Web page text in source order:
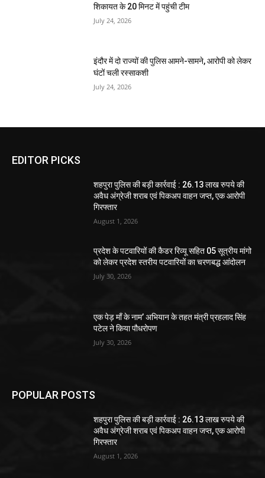
शिकायत के 20 मिनट में पहुंची टीम
July 24, 2026
इंदौर में दो राज्यों की पुलिस आमने-सामने, आरोपी को लेकर
घंटों चली रस्साकशी
July 24, 2026
EDITOR PICKS
शहपुरा पुलिस की बड़ी कार्रवाई : 26.13 लाख रुपये की
अवैध अंग्रेजी शराब एवं पिकअप वाहन जप्त, एक आरोपी
गिरफ्तार
August 1, 2026
प्रदेश के पटवारियों की कैडर रिव्यू सहित 05 सूत्रीय मांगो
को लेकर प्रदेश स्तरीय पटवारियों का चरणबद्ध आंदोलन
July 30, 2026
एक पेड़ माँ के नाम’ अभियान के तहत मंत्री प्रहलाद सिंह
पटेल ने किया पौधरोपण
July 30, 2026
POPULAR POSTS
शहपुरा पुलिस की बड़ी कार्रवाई : 26.13 लाख रुपये की
अवैध अंग्रेजी शराब एवं पिकअप वाहन जप्त, एक आरोपी
गिरफ्तार
August 1, 2026